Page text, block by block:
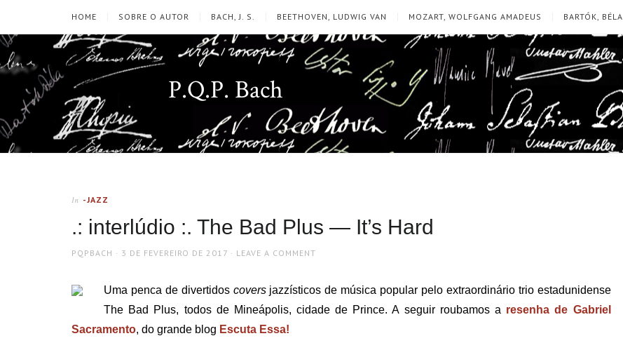
HOME SOBRE O AUTOR BACH, J. S. BEETHOVEN, LUDWIG VAN MOZART, WOLFGANG AMADEUS BARTÓK, BÉLA
P.Q.P. Bach
In -JAZZ
.: interlúdio :. The Bad Plus — It’s Hard
AUTHOR
PQPBACH
POSTED
3 DE FEVEREIRO DE 2017 LEAVE A COMMENT
Uma penca de divertidos coversjazzísticos de música popular pelo extraordinário trio estadunidense
The Bad Plus, todos de Mineápolis, cidade de Prince. A seguir roubamos a resenha de Gabriel
Sacramento, do grande blog Escuta Essa!